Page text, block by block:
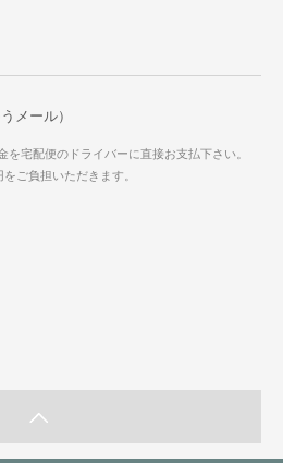
メール）
宅配便のドライバーに直接お支払下さい。
ご負担いただきます。